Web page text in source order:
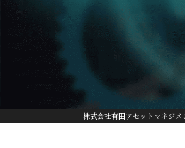
株式会社有田アセットマネジ